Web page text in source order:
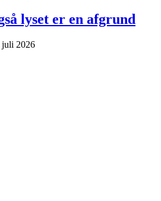
lyset er en afgrund
juli 2026